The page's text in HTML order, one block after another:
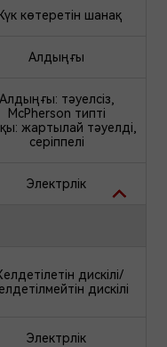
көтеретін шанақ
Алдыңғы
Алдыңғы: тәуелсіз,
McPherson типті
жартылай тәуелді,
серіппелі
Электрлік
дискілі/
дискілі
Электрлік